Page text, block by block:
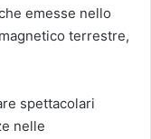
emesse nello
terrestre,
spettacolari
nelle